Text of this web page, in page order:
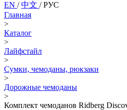
EN /中文 /РУС
Главная
>
Каталог
>
Лайфстайл
>
Сумки, чемоданы, рюкзаки
>
Дорожные чемоданы
>
Комплект чемоданов Ridberg